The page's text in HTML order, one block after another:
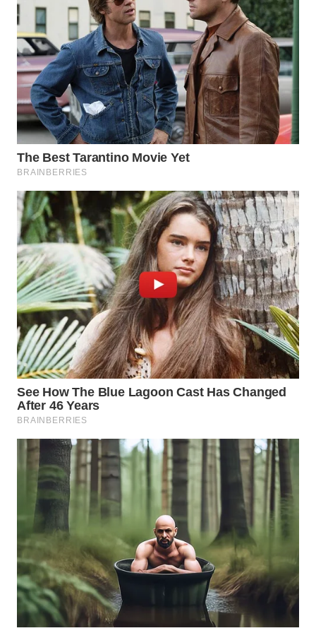
TIMUR
WN
SEMARANG
WN
SOLO
WN
BOROBUDUR
WN
MADURA
WN
SURABAYA
WN
NATUNA
WN
BINTAN
WN
WN
LIKUPANG
LABUANBAJO
WN
BORNEO